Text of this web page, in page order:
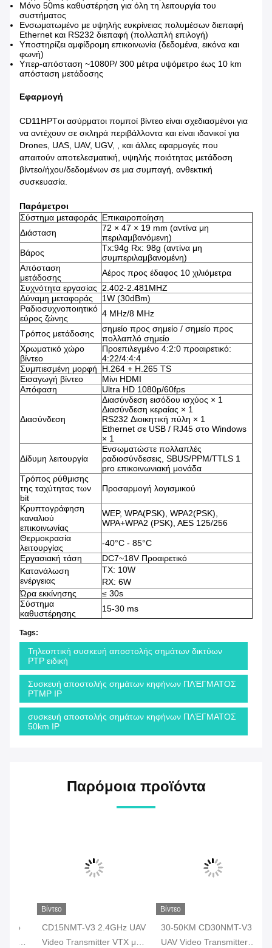
Μόνο 50ms καθυστέρηση για όλη τη λειτουργία του
συστήματος
Ενσωματωμένο με υψηλής ευκρίνειας πολυμέσων διεπαφή
Ethernet και RS232 διεπαφή (πολλαπλή επιλογή)
Υποστηρίζει αμφίδρομη επικοινωνία (δεδομένα, εικόνα και
φωνή)
Υπερ-απόσταση ~1080P/ 300 μέτρα υψόμετρο έως 10 km
απόσταση μετάδοσης
Εφαρμογή
CD11HPTοι ασύρματοι πομποί βίντεο είναι σχεδιασμένοι για
να αντέχουν σε σκληρά περιβάλλοντα και είναι ιδανικοί για
Drones, UAS, UAV, UGV, , και άλλες εφαρμογές που
απαιτούν αποτελεσματική, υψηλής ποιότητας μετάδοση
βίντεο/ήχου/δεδομένων σε μια συμπαγή, ανθεκτική
συσκευασία.
Παράμετροι
Σύστημα μεταφοράς Επικαιροποίηση
Διάσταση
72 × 47 × 19 mm (αντίνα μη
περιλαμβανόμενη)
Βάρος
Tx:94g Rx: 98g (αντίνα μη
συμπεριλαμβανομένη)
Απόσταση
μετάδοσης
Αέρος προς έδαφος 10 χιλιόμετρα
Συχνότητα εργασίας 2.402-2.481MHZ
Δύναμη μεταφοράς
1W (30dBm)
Ραδιοσυχνοποιητικό
εύρος ζώνης
4 MHz/8 MHz
Τρόπος μετάδοσης
σημείο προς σημείο / σημείο προς
πολλαπλό σημείο
Χρωματικό χώρο
βίντεο
Προεπιλεγμένο 4:2:0 προαιρετικό:
4:22/4:4:4
Συμπιεσμένη μορφή
H.264 + H.265 TS
Εισαγωγή βίντεο
Μίνι HDMI
Απόφαση
Ultra HD 1080p/60fps
Διασύνδεση
Διασύνδεση εισόδου ισχύος × 1
Διασύνδεση κεραίας × 1
RS232 Διοικητική πύλη × 1
Ethernet σε USB / RJ45 στο Windows
× 1
Δίδυμη λειτουργία
Ενσωματώστε πολλαπλές
ραδιοσύνδεσεις, SBUS/PPM/TTLS 1
pro επικοινωνιακή μονάδα
Τρόπος ρύθμισης
της ταχύτητας των
bit
Προσαρμογή λογισμικού
Κρυπτογράφηση
καναλιού
επικοινωνίας
WEP, WPA(PSK), WPA2(PSK),
WPA+WPA2 (PSK), AES 125/256
Θερμοκρασία
λειτουργίας
-40°C - 85°C
Εργασιακή τάση
DC7~18V Προαιρετικό
Κατανάλωση
ενέργειας
TX: 10W
RX: 6W
Ώρα εκκίνησης
≤ 30s
Σύστημα
καθυστέρησης
15-30 ms
Tags:
Τηλεοπτική συσκευή αποστολής σημάτων δικτύων
PTP ειδική
Συσκευή αποστολής σημάτων κηφήνων ΠΛΈΓΜΑΤΟΣ
PTMP IP
συσκευή αποστολής σημάτων κηφήνων ΠΛΈΓΜΑΤΟΣ
50km IP
Παρόμοια προϊόντα
Βίντεο
CD15NMT-V3 2.4GHz UAV
Video Transmitter VTX με
Βίντεο
30-50KM CD30NMT-V3
UAV Video Transmitter